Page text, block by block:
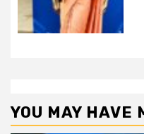
YOU MAY HAVE